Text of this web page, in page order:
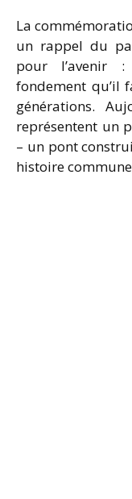
La
un rappel du
pour l’avenir
fondement qu’il
générations.
représentent un
– un pont
histoire